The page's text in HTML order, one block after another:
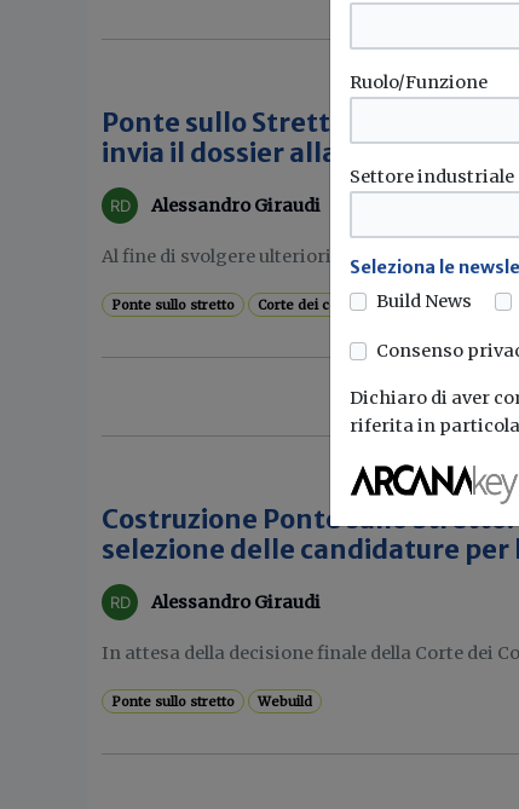
Ponte sullo Stretto, l'ufficio
invia il dossier alla Sezione
Alessandro Giraudi
Al fine di svolgere ulteriori verifiche, la Corte dei
Ponte sullo stretto Corte dei conti
Costruzione Ponte sullo
selezione delle candidature per
Alessandro Giraudi
In attesa della decisione finale della Corte dei
Ponte sullo stretto Webuild
Ruolo/Funzione
Settore industriale
Seleziona le
Build News
Consenso
Dichiaro di aver
riferita in